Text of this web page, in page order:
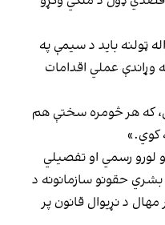
ټولنه باید د سیمې په
وړاندې عملي اقدامات
که هر څومره سختې هم
کوي.»
لورو رسمي او تفصیلي
حقونو سازمانونه د
د نړیوال قانون پر